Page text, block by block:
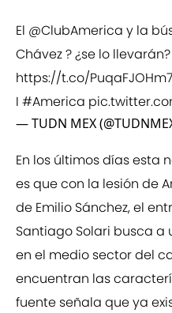
El @ClubAmerica y la
Chávez ? ¿se lo llevarán?
https://t.co/PuqaFJOHm7
I #America
— TUDN MEX
En los últimos días esta
es que con la lesión de
de Emilio Sánchez, el
Santiago Solari busca
en el medio sector del
encuentran las
fuente señala que ya